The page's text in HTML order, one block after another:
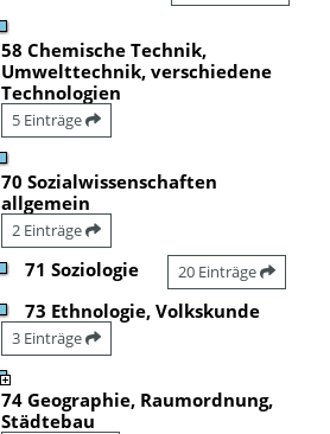
58 Chemische Technik,
Umwelttechnik, verschiedene
Technologien
5 Einträge
70 Sozialwissenschaften
allgemein
2 Einträge
71 Soziologie 20 Einträge
73 Ethnologie, Volkskunde
3 Einträge
74 Geographie, Raumordnung,
Städtebau